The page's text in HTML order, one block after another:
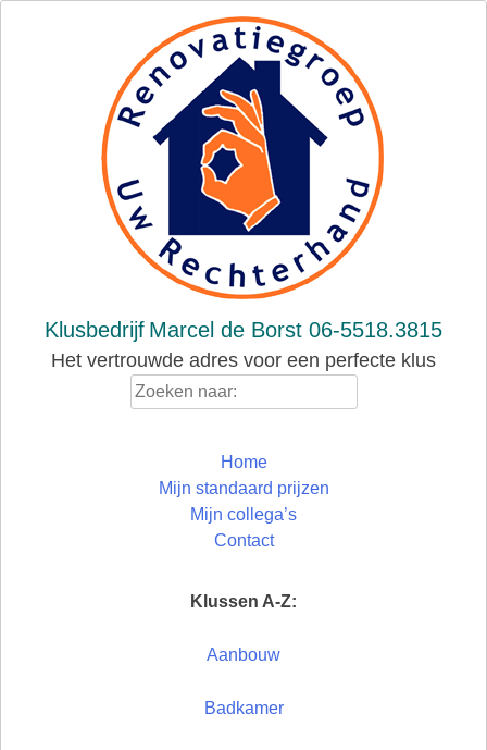
Klusbedrijf Marcel de Borst 06-5518.3815
Het vertrouwde adres voor een perfecte klus
Home
Mijn standaard prijzen
Mijn collega’s
Contact
Klussen A-Z:
Aanbouw
Badkamer